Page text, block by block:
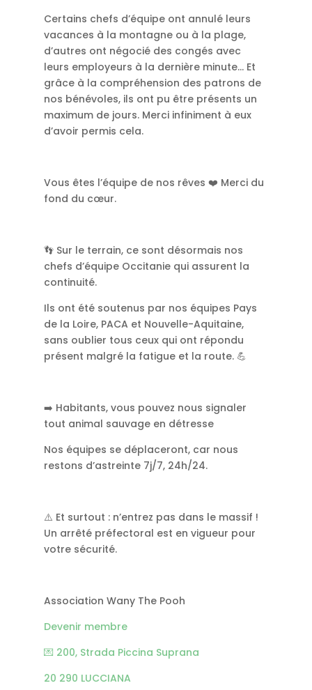
Certains chefs d’équipe ont annulé leurs
vacances à la montagne ou à la plage,
d’autres ont négocié des congés avec
leurs employeurs à la dernière minute… Et
grâce à la compréhension des patrons de
nos bénévoles, ils ont pu être présents un
maximum de jours. Merci infiniment à eux
d’avoir permis cela.
Vous êtes l’équipe de nos rêves ❤️ Merci du
fond du cœur.
👣 Sur le terrain, ce sont désormais nos
chefs d’équipe Occitanie qui assurent la
continuité.
Ils ont été soutenus par nos équipes Pays
de la Loire, PACA et Nouvelle-Aquitaine,
sans oublier tous ceux qui ont répondu
présent malgré la fatigue et la route. 💪
➡️ Habitants, vous pouvez nous signaler
tout animal sauvage en détresse
Nos équipes se déplaceront, car nous
restons d’astreinte 7j/7, 24h/24.
⚠️ Et surtout : n’entrez pas dans le massif !
Un arrêté préfectoral est en vigueur pour
votre sécurité.
Association Wany The Pooh
Devenir membre
💌 200, Strada Piccina Suprana
20 290 LUCCIANA